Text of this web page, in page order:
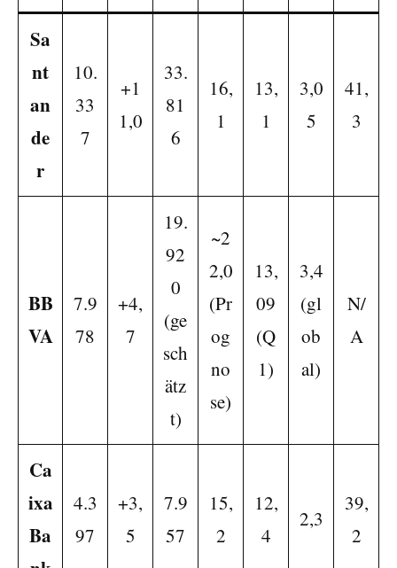
Sa
nt
an
de
r
10.
33
7
+1
1,0
33.
81
6
16,
1
13,
1
3,0
5
41,
3
BB
VA
7.9
78
+4,
7
19.
92
0
(ge
sch
ätz
t)
~2
2,0
(Pr
og
no
se)
13,
09
(Q
1)
3,4
(gl
ob
al)
N/
A
Ca
ixa
Ba
4.3
97
+3,
5
7.9
57
15,
2
12,
4
2,3
39,
2